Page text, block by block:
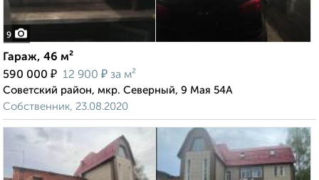
9
Гараж, 46 м²
590 000 ₽ 12 900 ₽ за м²
Советский район, мкр. Северный, 9 Мая 54А
Собственник, 23.08.2020